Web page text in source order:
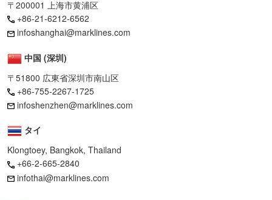
〒200001 上海市黄浦区
+86-21-6212-6562
infoshanghai@marklines.com
中国 (深圳)
〒51800 広東省深圳市南山区
+86-755-2267-1725
infoshenzhen@marklines.com
タイ
Klongtoey, Bangkok, Thailand
+66-2-665-2840
infothai@marklines.com